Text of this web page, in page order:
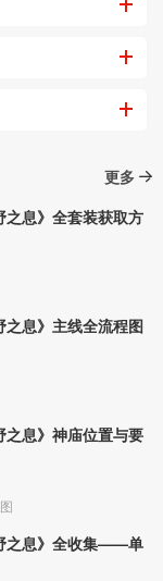
更多
之息》全套装获取方
之息》主线全流程图
之息》神庙位置与要
之息》全收集——单